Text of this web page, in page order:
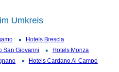
Umkreis
Hotels Brescia
San Giovanni
Hotels Monza
Hotels Cardano Al Campo